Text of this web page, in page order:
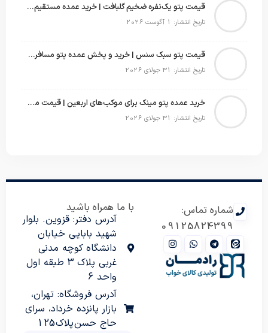
قیمت پتو یک‌نفره ضخیم گلبافت | خرید عمده مستقیم با بهترین قیمت
تاریخ انتشار: 1 آگوست 2026
قیمت پتو سبک سنس | خرید و پخش عمده پتو مسافرتی Sense
تاریخ انتشار: 31 جولای 2026
خرید عمده پتو مینک برای موکب‌های اربعین | قیمت مناسب و ارسال سریع
تاریخ انتشار: 31 جولای 2026
شماره تماس:
09125824399
با ما همراه باشید
آدرس دفتر: قزوین. بلوار
شهید بابایی خیابان
دانشگاه کوچه مدنی
غربی پلاک 3 طبقه اول
واحد 6
آدرس فروشگاه: تهران،
بازار پانزده خرداد، سرای
حاج حسن پلاک 125